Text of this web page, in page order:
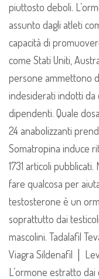
piuttosto deboli.
assunto dagli atleti
capacità di
come Stati Uniti,
persone ammettono
indesiderati indotti da
dipendenti. Quale
24 anabolizzanti
Somatropina induce
1731 articoli
fare qualcosa per
testosterone è un
soprattutto dai
mascolini. Tadalafil
Viagra Sildenafil │
L’ormone estratto